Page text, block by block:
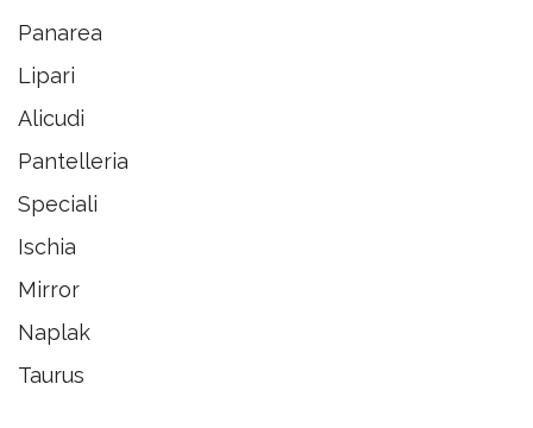
Panarea
Lipari
Alicudi
Pantelleria
Speciali
Ischia
Mirror
Naplak
Taurus